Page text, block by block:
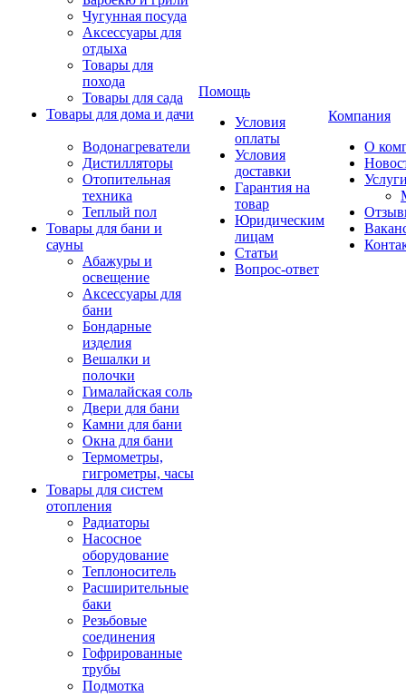
Чугунная посуда
Аксессуары для
отдыха
Товары для
похода
Товары для сада
Товары для дома и дачи
Водонагреватели
Дистилляторы
Отопительная
техника
Теплый пол
Товары для бани и
сауны
Абажуры и
освещение
Аксессуары для
бани
Бондарные
изделия
Вешалки и
полочки
Гималайская соль
Двери для бани
Камни для бани
Окна для бани
Термометры,
гигрометры, часы
Товары для систем
отопления
Радиаторы
Насосное
оборудование
Теплоноситель
Расширительные
баки
Резьбовые
соединения
Гофрированные
трубы
Подмотка
Помощь
Условия
оплаты
Условия
доставки
Гарантия на
товар
Юридическим
лицам
Статьи
Вопрос-ответ
Компания
О